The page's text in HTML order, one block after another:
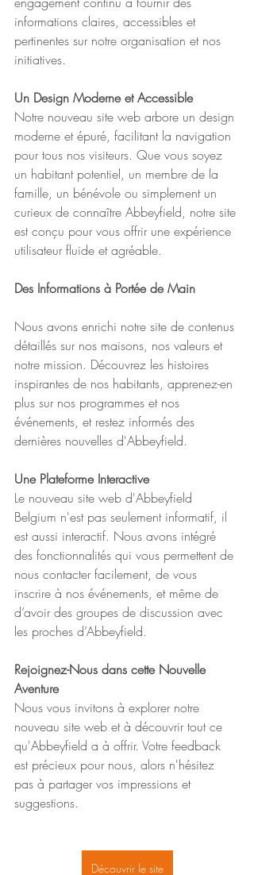
informations claires, accessibles et
pertinentes sur notre organisation et nos
initiatives.
Un Design Moderne et Accessible
Notre nouveau site web arbore un design
moderne et épuré, facilitant la navigation
pour tous nos visiteurs. Que vous soyez
un habitant potentiel, un membre de la
famille, un bénévole ou simplement un
curieux de connaître Abbeyfield, notre site
est conçu pour vous offrir une expérience
utilisateur fluide et agréable.
Des Informations à Portée de Main
Nous avons enrichi notre site de contenus
détaillés sur nos maisons, nos valeurs et
notre mission. Découvrez les histoires
inspirantes de nos habitants, apprenez-en
plus sur nos programmes et nos
événements, et restez informés des
dernières nouvelles d'Abbeyfield.
Une Plateforme Interactive
Le nouveau site web d'Abbeyfield
Belgium n'est pas seulement informatif, il
est aussi interactif. Nous avons intégré
des fonctionnalités qui vous permettent de
nous contacter facilement, de vous
inscrire à nos événements, et même de
d’avoir des groupes de discussion avec
les proches d’Abbeyfield.
Rejoignez-Nous dans cette Nouvelle
Aventure
Nous vous invitons à explorer notre
nouveau site web et à découvrir tout ce
qu'Abbeyfield a à offrir. Votre feedback
est précieux pour nous, alors n'hésitez
pas à partager vos impressions et
suggestions.
Découvrir le site